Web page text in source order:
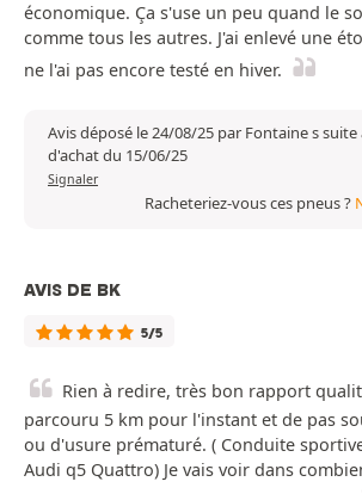
économique. Ça s'use un peu quand le
comme tous les autres. J'ai enlevé une
ne l'ai pas encore testé en hiver.
Avis déposé le 24/08/25 par Fontaine s
d'achat du 15/06/25
Signaler
Racheteriez-vous ces pneus ?
AVIS DE BK
5/5
Rien à redire, très bon rapport
parcouru 5 km pour l'instant et de pas
ou d'usure prématuré. ( Conduite
Audi q5 Quattro) Je vais voir dans